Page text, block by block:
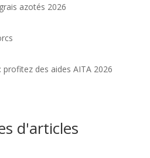
azotés 2026
des aides AITA 2026
d'articles